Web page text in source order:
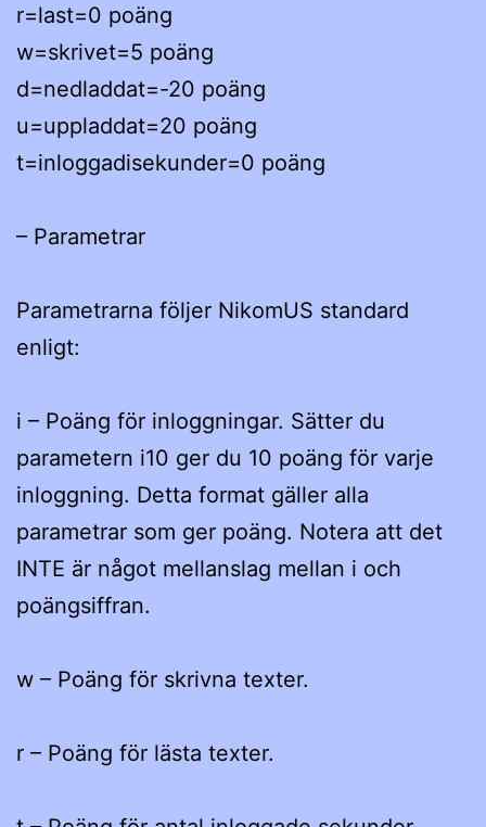
r=last=0 poäng
w=skrivet=5 poäng
d=nedladdat=-20 poäng
u=uppladdat=20 poäng
t=inloggadisekunder=0 poäng
– Parametrar
Parametrarna följer NikomUS standard
enligt:
i – Poäng för inloggningar. Sätter du
parametern i10 ger du 10 poäng för varje
inloggning. Detta format gäller alla
parametrar som ger poäng. Notera att det
INTE är något mellanslag mellan i och
poängsiffran.
w – Poäng för skrivna texter.
r – Poäng för lästa texter.